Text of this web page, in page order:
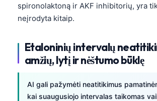
spironolaktoną ir AKF inhibitorių, yra
neįrodyta kitaip.
Etaloninių intervalų
amžių, lytį ir nėštumo būklę
AI gali pažymėti neatitikimus
kai suaugusiojo intervalas taikomas
ქართული
Polski
Slovenščina
Magyar